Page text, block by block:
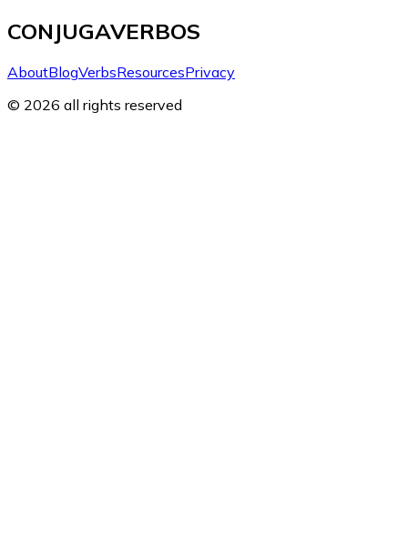
CONJUGAVERBOS
AboutBlogVerbsResourcesPrivacy
© 2026 all rights reserved